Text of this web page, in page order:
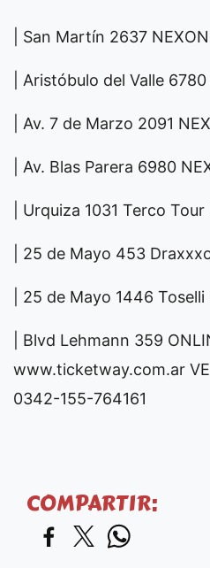
| San Martín 2637
| Aristóbulo del Valle
| Av. 7 de Marzo 2091
| Av. Blas Parera 6980
| Urquiza 1031 Terco Tour
| 25 de Mayo 453
| 25 de Mayo 1446
| Blvd Lehmann 359
www.ticketway.com.ar
0342-155-764161
COMPARTIR: